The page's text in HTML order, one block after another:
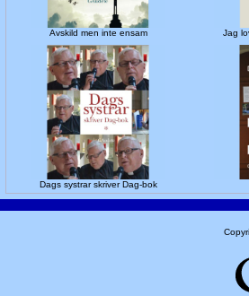
Avskild men inte ensam Jag
Dags systrar skriver Dag-bok